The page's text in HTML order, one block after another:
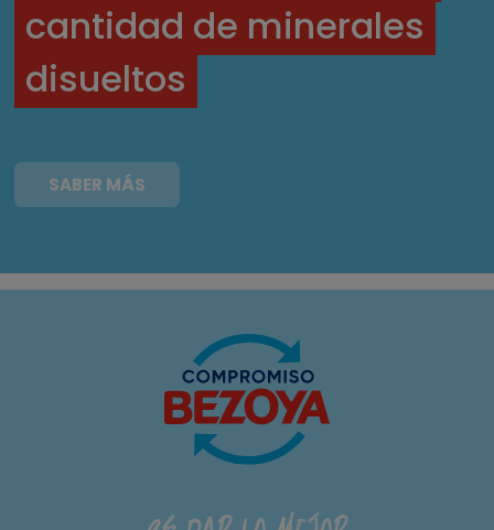
cantidad de minerales
disueltos
SABER MÁS